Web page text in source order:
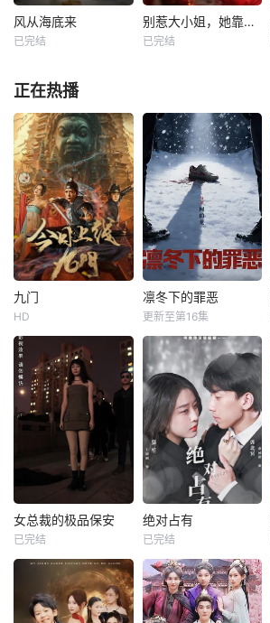
风从海底来
已完结
别惹大小姐，她靠山是哮天犬
已完结
正在热播
九门
HD
凛冬下的罪恶
更新至第16集
女总裁的极品保安
已完结
绝对占有
已完结